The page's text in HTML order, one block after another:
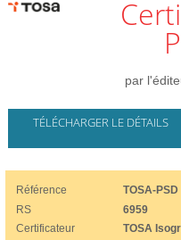
Certification TOSA
par
TÉLÉCHARGER LE DÉTAILS
Référence
TOSA-PSD
RS
6959
Certificateur
TOSA